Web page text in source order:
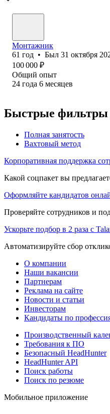
Монтажник
61 год • Был 31 октября
100 000 ₽
Общий опыт
24 года 6 месяцев
Быстрые фильтры
Полная занятость
Вахтовый метод
Корпоративная поддержка
Какой соцпакет вы
Оформляйте кандидатов
Проверяйте сотрудников и
Ускорьте подбор в 2 раза с
Автоматизируйте сбор
О компании
Наши вакансии
Партнерам
Реклама на сайте
Новости и статьи
Инвесторам
Кандидаты по
Производственный
Требования к ПО
Безопасный HeadHunter
HeadHunter API
Поиск работы
Поиск по резюме
Мобильное приложение